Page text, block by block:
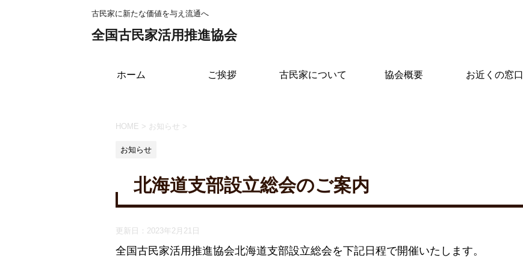
古民家に新たな価値を与え流通へ
全国古民家活用推進協会
ホーム ご挨拶 古民家について 協会概要 お近くの窓口
HOME > お知らせ >
お知らせ
北海道支部設立総会のご案内
更新日： 2023年2月21日
全国古民家活用推進協会北海道支部設立総会を下記日程で開催いたします。